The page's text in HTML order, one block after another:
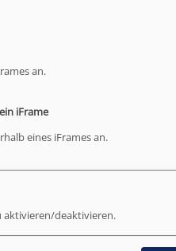
an.
iFrame
eines iFrames an.
aktivieren/deaktivieren.